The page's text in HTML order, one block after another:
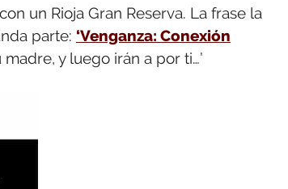
un Rioja Gran Reserva. La frase la
parte: ‘Venganza: Conexión
y luego irán a por ti…’